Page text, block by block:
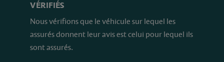
VÉRIFIÉS
Nous vérifions que le véhicule sur lequel les
assurés donnent leur avis est celui pour lequel ils
sont assurés.